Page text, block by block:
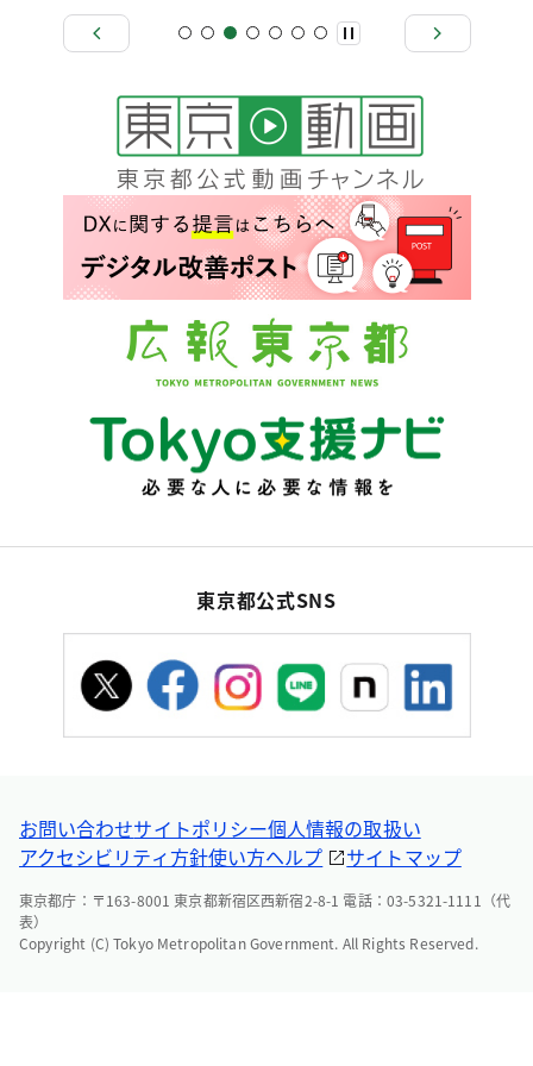
東京都公式SNS
お問い合わせサイトポリシー個人情報の取扱い
アクセシビリティ方針使い方ヘルプ サイトマップ
東京都庁：〒163-8001 東京都新宿区西新宿2-8-1 電話：03-5321-1111（代
表）
Copyright (C) Tokyo Metropolitan Government. All Rights Reserved.